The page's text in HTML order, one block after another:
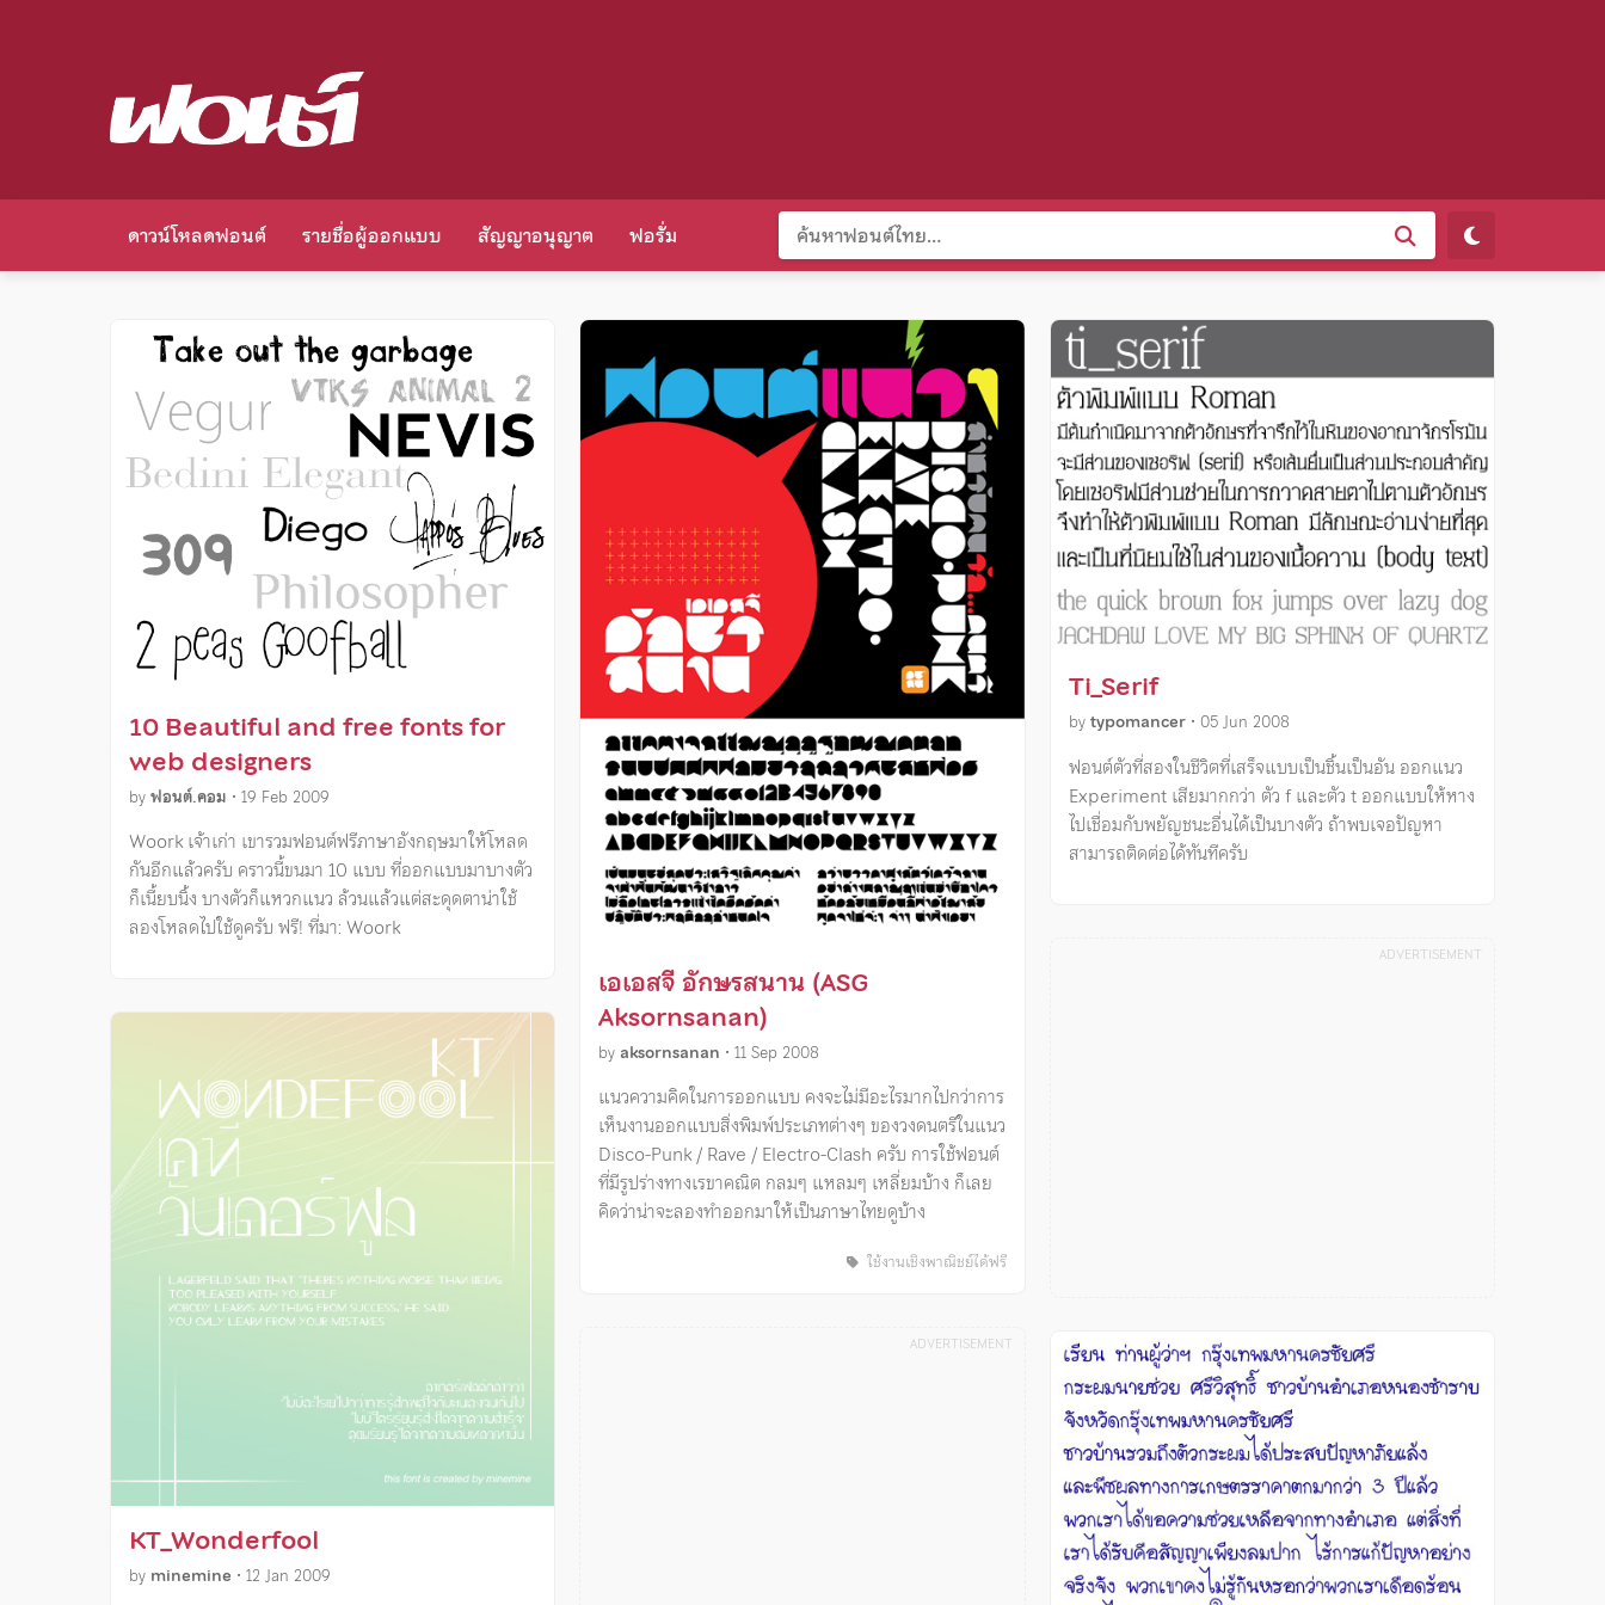
ดาวน์โหลดฟอนต์ รายชื่อผู้ออกแบบ สัญญาอนุญาต ฟอรั่ม
10 Beautiful and free fonts for
web designers
byฟอนต์.คอม • 19 Feb 2009
Woork เจ้าเก่า เขารวมฟอนต์ฟรีภาษาอังกฤษมาให้โหลด
กันอีกแล้วครับ คราวนี้ขนมา 10 แบบ ที่ออกแบบมาบางตัว
ก็เนี้ยบนิ้ง บางตัวก็แหวกแนว ล้วนแล้วแต่สะดุดตาน่าใช้
ลองโหลดไปใช้ดูครับ ฟรี! ที่มา: Woork
KT_Wonderfool
by minemine • 12 Jan 2009
เอเอสจี อักษรสนาน (ASG
Aksornsanan)
by aksornsanan •11 Sep 2008
แนวความคิดในการออกแบบ คงจะไม่มีอะไรมากไปกว่าการ
เห็นงานออกแบบสิ่งพิมพ์ประเภทต่างๆ ของวงดนตรีในแนว
Disco-Punk / Rave / Electro-Clash ครับ การใช้ฟอนต์
ที่มีรูปร่างทางเรขาคณิต กลมๆ แหลมๆ เหลี่ยมบ้าง ก็เลย
คิดว่าน่าจะลองทำออกมาให้เป็นภาษาไทยดูบ้าง
ใช้งานเชิงพาณิชย์ได้ฟรี
Ti_Serif
bytypomancer• 05 Jun 2008
ฟอนต์ตัวที่สองในชีวิตที่เสร็จแบบเป็นชิ้นเป็นอัน ออกแนว
Experiment เสียมากกว่า ตัว f และตัว t ออกแบบให้หาง
ไปเชื่อมกับพยัญชนะอื่นได้เป็นบางตัว ถ้าพบเจอปัญหา
สามารถติดต่อได้ทันทีครับ